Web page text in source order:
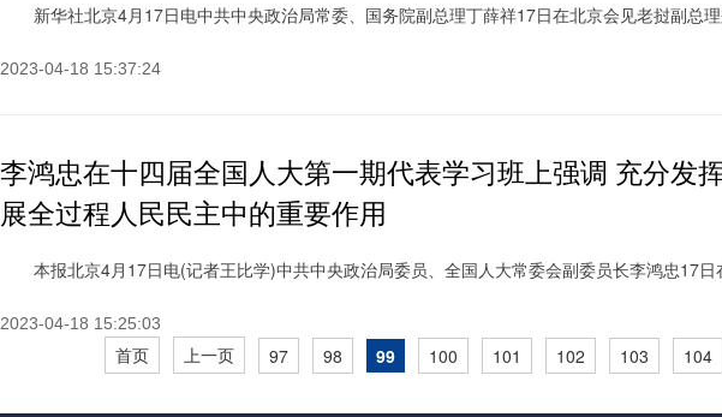
新华社北京4月17日电中共中央政治局常委、国务院副总理丁薛祥17日在北京会见老挝副
2023-04-18 15:37:24
李鸿忠在十四届全国人大第一期代表学习班上强调 充分发
展全过程人民民主中的重要作用
本报北京4月17日电(记者王比学)中共中央政治局委员、全国人大常委会副委员长李鸿忠17日
2023-04-18 15:25:03
首页 上一页 97 98 99 100 101 102 103 104